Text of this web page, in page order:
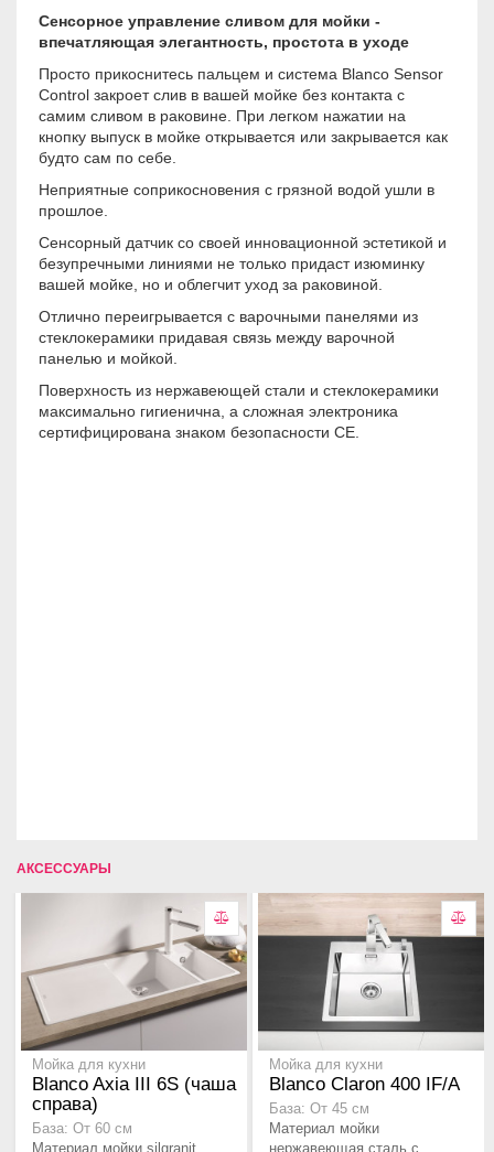
Сенсорное управление сливом для мойки -
впечатляющая элегантность, простота в уходе
Просто прикоснитесь пальцем и система Blanco Sensor
Control закроет слив в вашей мойке без контакта с
самим сливом в раковине. При легком нажатии на
кнопку выпуск в мойке открывается или закрывается как
будто сам по себе.
Неприятные соприкосновения с грязной водой ушли в
прошлое.
Сенсорный датчик со своей инновационной эстетикой и
безупречными линиями не только придаст изюминку
вашей мойке, но и облегчит уход за раковиной.
Отлично переигрывается с варочными панелями из
стеклокерамики придавая связь между варочной
панелью и мойкой.
Поверхность из нержавеющей стали и стеклокерамики
максимально гигиенична, а сложная электроника
сертифицирована знаком безопасности CE.
АКСЕССУАРЫ
Мойка для кухни
Blanco Axia III 6S (чаша
справа)
База: От 60 см
Материал мойки silgranit
Мойка для кухни
Blanco Claron 400 IF/A
База: От 45 см
Материал мойки
нержавеющая сталь с